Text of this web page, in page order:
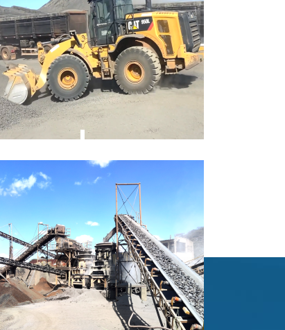
Trabalhamos com equipamentos
modernos para atendimento ágil.